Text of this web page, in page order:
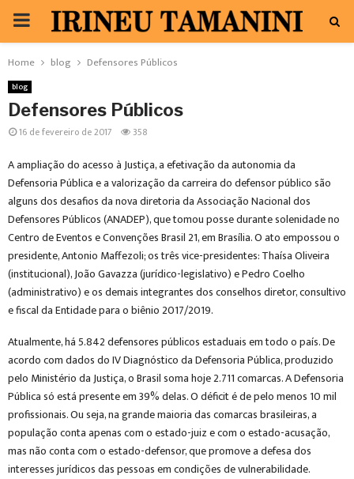
PRIMARY
MENU
Home blog Defensores Públicos
blog
Defensores Públicos
16 de fevereiro de 2017 358
A ampliação do acesso à Justiça, a efetivação da autonomia da
Defensoria Pública e a valorização da carreira do defensor público são
alguns dos desafios da nova diretoria da Associação Nacional dos
Defensores Públicos (ANADEP), que tomou posse durante solenidade no
Centro de Eventos e Convenções Brasil 21, em Brasília. O ato empossou o
presidente, Antonio Maffezoli; os três vice-presidentes: Thaísa Oliveira
(institucional), João Gavazza (jurídico-legislativo) e Pedro Coelho
(administrativo) e os demais integrantes dos conselhos diretor, consultivo
e fiscal da Entidade para o biênio 2017/2019.
Atualmente, há 5.842 defensores públicos estaduais em todo o país. De
acordo com dados do IV Diagnóstico da Defensoria Pública, produzido
pelo Ministério da Justiça, o Brasil soma hoje 2.711 comarcas. A Defensoria
Pública só está presente em 39% delas. O déficit é de pelo menos 10 mil
profissionais. Ou seja, na grande maioria das comarcas brasileiras, a
população conta apenas com o estado-juiz e com o estado-acusação,
mas não conta com o estado-defensor, que promove a defesa dos
interesses jurídicos das pessoas em condições de vulnerabilidade.